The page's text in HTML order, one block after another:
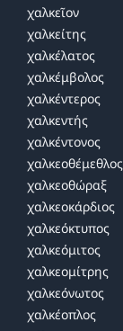
χαλκεῖον
χαλκείτης
χαλκέλατος
χαλκέμβολος
χαλκέντερος
χαλκεντής
χαλκέντονος
χαλκεοθέμεθλος
χαλκεοθώραξ
χαλκεοκάρδιος
χαλκεόκτυπος
χαλκεόμιτος
χαλκεομίτρης
χαλκεόνωτος
χαλκέοπλος